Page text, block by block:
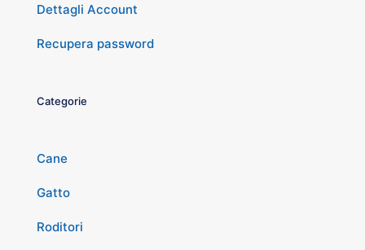
Dettagli Account
Recupera password
Categorie
Cane
Gatto
Roditori